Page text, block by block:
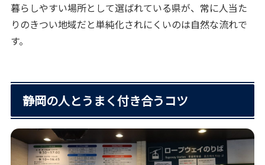
暮らしやすい場所として選ばれている県が、常に人当た
りのきつい地域だと単純化されにくいのは自然な流れで
す。
静岡の人とうまく付き合うコツ